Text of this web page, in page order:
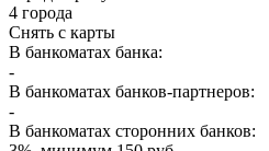
4 города
Снять с карты
В банкоматах банка:
-
В банкоматах банков-партнеров:
-
В банкоматах сторонних банков: